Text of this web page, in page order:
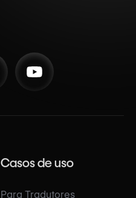
Casos de uso
Para Tradutores